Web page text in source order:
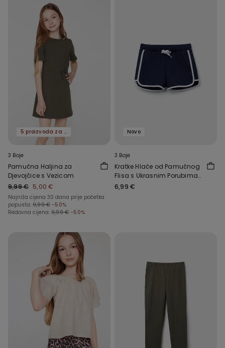
5 proizvoda za -70%
3 Boje
Pamučna Haljina za
Djevojčice s Vezicom
9,99 € 5,00 €
Najniža cijena 30 dana prije početka
popusta: 9,99 € -50%
Redovna cijena: 9,99 € -50%
Novo
3 Boje
Kratke Hlače od Pamučnog
Flisa s Ukrasnim Porubima
za Djevojčice
6,99 €